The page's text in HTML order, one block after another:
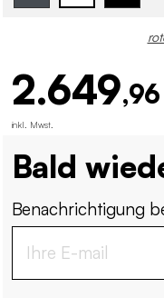
2.649
inkl. Mwst.
Bald
Benachrichtigung